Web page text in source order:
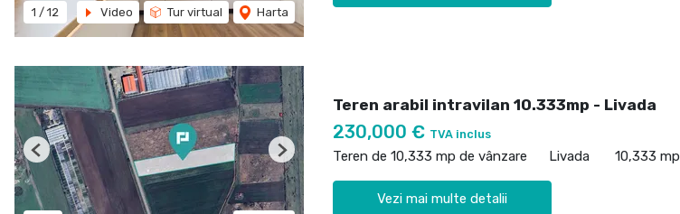
1 / 12 Video Tur virtual Harta
Previous Next
Teren arabil intravilan 10.333mp - Livada
230,000 € TVA inclus
Teren de 10,333 mp de vânzare Livada 10,333 mp
Vezi mai multe detalii